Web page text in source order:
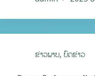
ຂ່າວພາບ, ບົດຂ່າວ